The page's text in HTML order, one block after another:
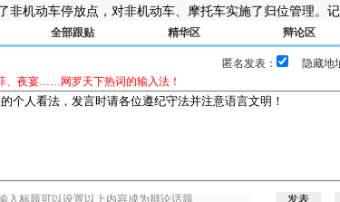
非机动车停放点，对非机动车、摩托车实施了归位管理。
全部跟贴 精华区 辩论区
匿名发表：
隐藏地
、夜宴……网罗天下热词的输入法！